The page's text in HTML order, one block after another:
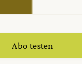
Abo testen